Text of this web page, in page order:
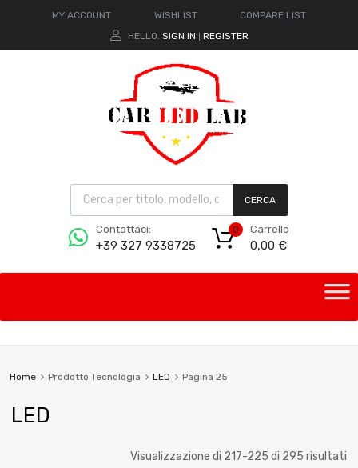
MY ACCOUNT WISHLIST
COMPARE LIST
HELLO. SIGN IN REGISTER
CERCA
Contattaci:
+39 327 9338725
Carrello
0,00 €
0
Home Prodotto Tecnologia LED Pagina 25
LED
Visualizzazione di 217-225 di 295 risultati